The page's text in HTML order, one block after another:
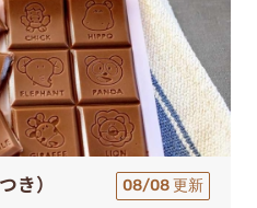
き） 08/08 更新